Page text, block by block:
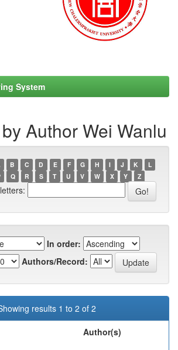
System
Author Wei Wanlu
B C D E F G H I J K
L
Q R S T U V W X Y Z
In order:
Authors/Record:
results 1 to 2 of 2
Author(s)